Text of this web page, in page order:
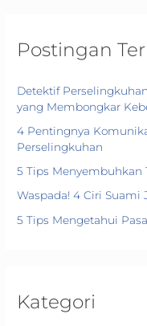
Postingan
Detektif
yang Membongkar
4 Pentingnya
Perselingkuhan
5 Tips
Waspada! 4 Ciri Suami
5 Tips Mengetahui
Kategori